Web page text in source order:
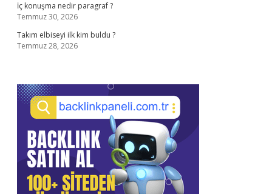
İç konuşma nedir paragraf ?
Temmuz 30, 2026
Takım elbiseyi ilk kim buldu ?
Temmuz 28, 2026